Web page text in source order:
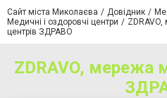
Сайт міста Миколаєва Довідник
Медичні і оздоровчі центри
центрів ЗДРАВО
ZDRAVO, мережа